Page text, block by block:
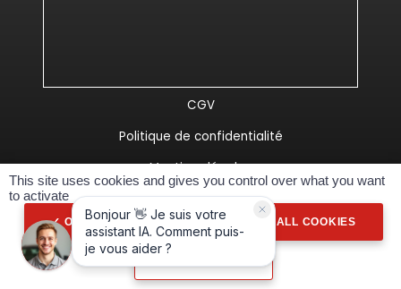
CGV
Politique de confidentialité
Mentions légales
Réalisé Spider-VO
This site uses cookies and gives you control over what you want
to activate
OK, ACCEPT ALL DENY ALL COOKIES